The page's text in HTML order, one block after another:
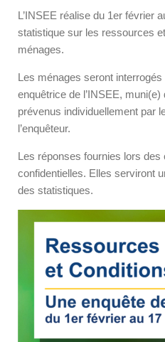
L’INSEE réalise du 1er février
statistique sur les ressources
ménages.
Les ménages seront
enquêtrice de l’INSEE,
prévenus individuellement par
l’enquêteur.
Les réponses fournies lors des
confidentielles. Elles serviront
des statistiques.